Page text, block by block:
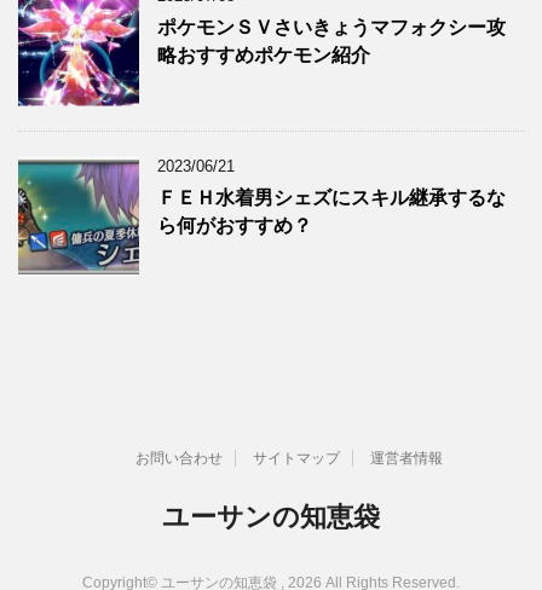
ポケモンＳＶさいきょうマフォクシー攻
略おすすめポケモン紹介
2023/06/21
ＦＥＨ水着男シェズにスキル継承するな
ら何がおすすめ？
お問い合わせ サイトマップ 運営者情報
ユーサンの知恵袋
Copyright© ユーサンの知恵袋 , 2026 All Rights Reserved.